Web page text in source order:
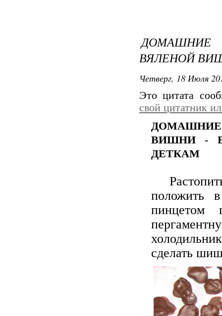
ВЯЛЕНОЙ
Четверг, 18 Июля
Это цитата
свой цитатник
ДОМАШНИЕ
ВИШНИ -
ДЕТКАМ
положить
пинцетом
сделать